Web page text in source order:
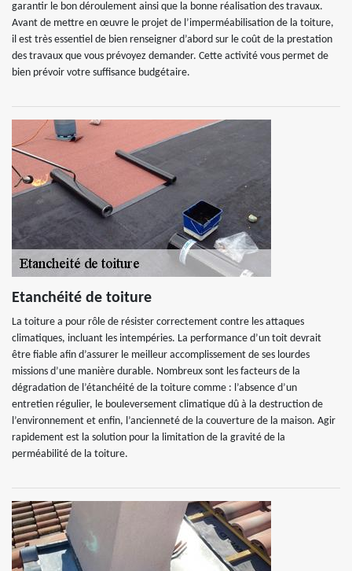
garantir le bon déroulement ainsi que la bonne réalisation des travaux.
Avant de mettre en œuvre le projet de l’imperméabilisation de la toiture,
il est très essentiel de bien renseigner d’abord sur le coût de la prestation
des travaux que vous prévoyez demander. Cette activité vous permet de
bien prévoir votre suffisance budgétaire.
Etanchéité de toiture
La toiture a pour rôle de résister correctement contre les attaques
climatiques, incluant les intempéries. La performance d’un toit devrait
être fiable afin d’assurer le meilleur accomplissement de ses lourdes
missions d’une manière durable. Nombreux sont les facteurs de la
dégradation de l’étanchéité de la toiture comme : l’absence d’un
entretien régulier, le bouleversement climatique dû à la destruction de
l’environnement et enfin, l’ancienneté de la couverture de la maison. Agir
rapidement est la solution pour la limitation de la gravité de la
perméabilité de la toiture.